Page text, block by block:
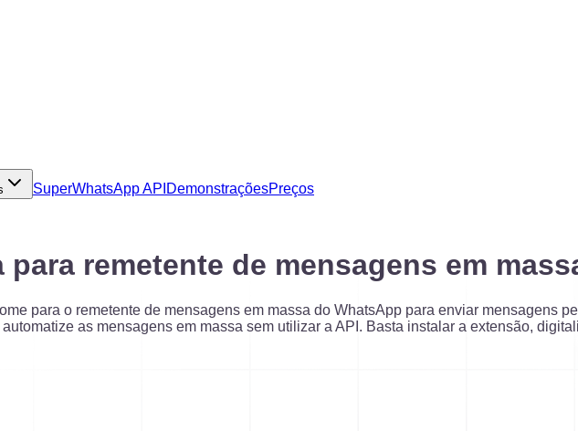
SuperWhatsApp API DemonstraçõesPreços
remetente de mensagens em
para o remetente de mensagens em massa do WhatsApp para enviar mensagens
as mensagens em massa sem utilizar a API. Basta instalar a extensão,